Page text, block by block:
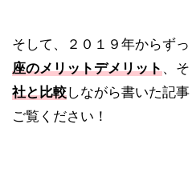
そして、２０１９年からず
座のメリットデメリット、
社と比較しながら書いた記
ご覧ください！